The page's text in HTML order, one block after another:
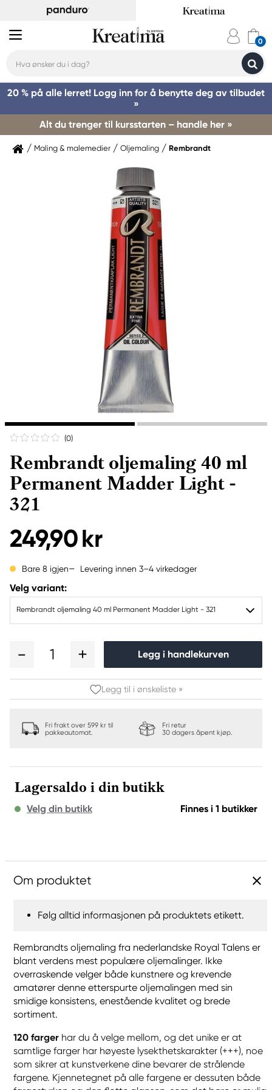
20 % på alle lerret! Logg inn for å benytte deg av tilbudet
»
Alt du trenger til kursstarten – handle her »
Maling & malemedier Oljemaling Rembrandt
(0)
Rembrandt oljemaling 40 ml
Permanent Madder Light -
321
249,90 kr
Bare 8 igjen Levering innen 3–4 virkedager
Velg variant:
Rembrandt oljemaling 40 ml Permanent Madder Light - 321
1 Legg i handlekurven
Legg til i ønskeliste »
Fri frakt over 599 kr til
pakkeautomat.
Fri retur
30 dagers åpent kjøp.
Lagersaldo i din butikk
Velg din butikk Finnes i 1 butikker
Om produktet
Følg alltid informasjonen på produktets etikett.
Rembrandts oljemaling fra nederlandske Royal Talens er
blant verdens mest populære oljemalinger. Ikke
overraskende velger både kunstnere og krevende
amatører denne etterspurte oljemalingen med sin
smidige konsistens, enestående kvalitet og brede
sortiment.
120 farger har du å velge mellom, og det unike er at
samtlige farger har høyeste lysekthetskarakter (+++), noe
som sikrer at kunstverkene dine bevarer de strålende
fargene. Kjennetegnet på alle fargene er dessuten både